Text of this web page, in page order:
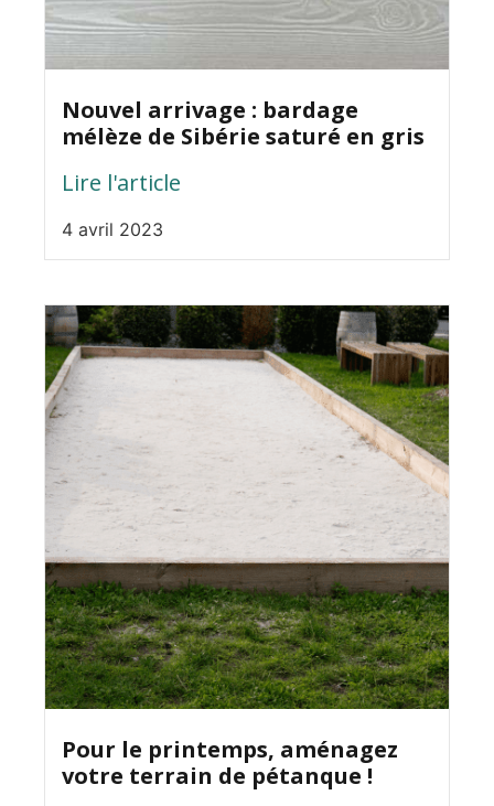
Nouvel arrivage : bardage
mélèze de Sibérie saturé en gris
Lire l'article
4 avril 2023
Pour le printemps, aménagez
votre terrain de pétanque !